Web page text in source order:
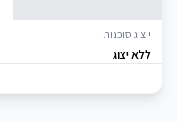
ייצוג סוכנות
ללא יצוג